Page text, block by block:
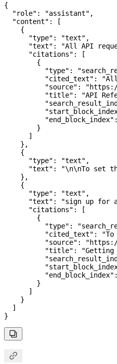
{
  "role"
: "assistant" ,
  "content"
: [
    {
      "type"
: "text" ,
      "text"
:
"All API
      "citations"
: [
        {
          "type"
:
          "cited_text"
:
          "source"
:
          "title"
: "API
          "end_block_index"
        }
      ]
    },
    {
      "type"
: "text" ,
      "text"
: "\n\nTo set
    },
    {
      "type"
: "text" ,
      "text"
:
"sign up for
      "citations"
: [
        {
          "type"
:
          "cited_text"
:
          "source"
:
          "title"
: "Getting
          "end_block_index"
        }
      ]
    }
  ]
}

